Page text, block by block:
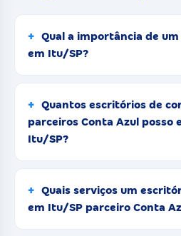
Qual a importância de
em Itu/SP?
Quantos escritórios de
parceiros Conta Azul posso
Itu/SP?
Quais serviços um
em Itu/SP parceiro Conta